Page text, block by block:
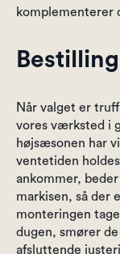
komplementerer
Når valget er
vores værksted i
højsæsonen har
ventetiden
ankommer,
markisen, så der
monteringen
dugen, smører
afsluttende